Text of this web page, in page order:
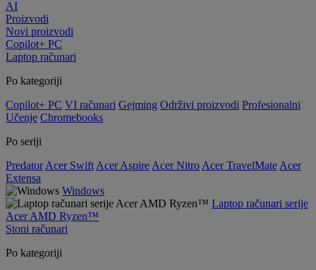
AI
Proizvodi
Novi proizvodi
Copilot+ PC
Laptop računari
Po kategoriji
Copilot+ PC VI računari Gejming Održivi proizvodi Profesionalni
Učenje Chromebooks
Po seriji
Predator Acer Swift Acer Aspire Acer Nitro Acer TravelMate Acer
Extensa
Windows
Laptop računari serije
Acer AMD Ryzen™
Stoni računari
Po kategoriji